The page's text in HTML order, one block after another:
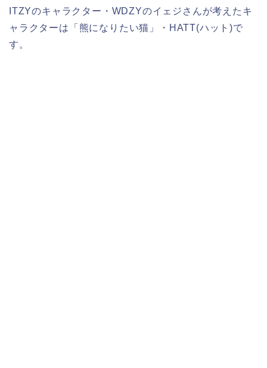
ITZYのキャラクター・WDZYのイェジさんが考えたキ
ャラクターは「熊になりたい猫」・HATT(ハット)で
す。